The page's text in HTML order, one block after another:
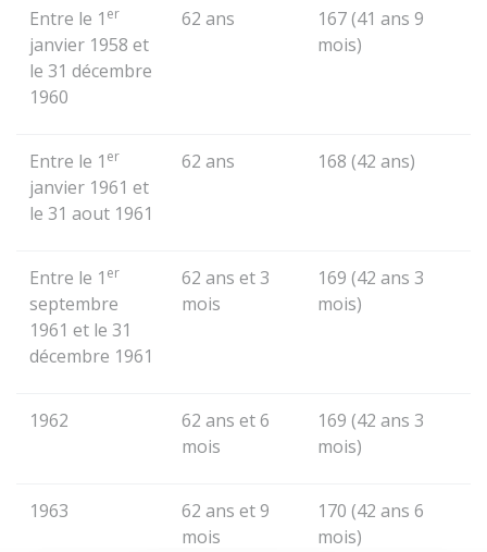
Entre le 1 er
janvier 1958 et
le 31 décembre
1960
62 ans
167 (41 ans 9
mois)
Entre le 1 er
janvier 1961 et
le 31 aout 1961
62 ans 168 (42 ans)
Entre le 1 er
septembre
1961 et le 31
décembre 1961
62 ans et 3
mois
169 (42 ans 3
mois)
1962
62 ans et 6
mois
169 (42 ans 3
mois)
1963
62 ans et 9
mois
170 (42 ans 6
mois)